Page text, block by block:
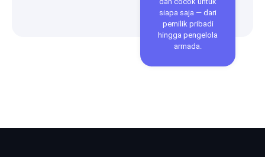
siapa saja — dari
pemilik pribadi
hingga pengelola
armada.